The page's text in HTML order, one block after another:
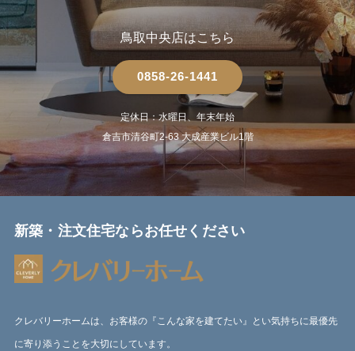
鳥取中央店はこちら
0858-26-1441
定休日：水曜日、年末年始
倉吉市清谷町2-63 大成産業ビル1階
新築・注文住宅ならお任せください
クレバリーホームは、お客様の『こんな家を建てたい』とい気持ちに最優先
に寄り添うことを大切にしています。